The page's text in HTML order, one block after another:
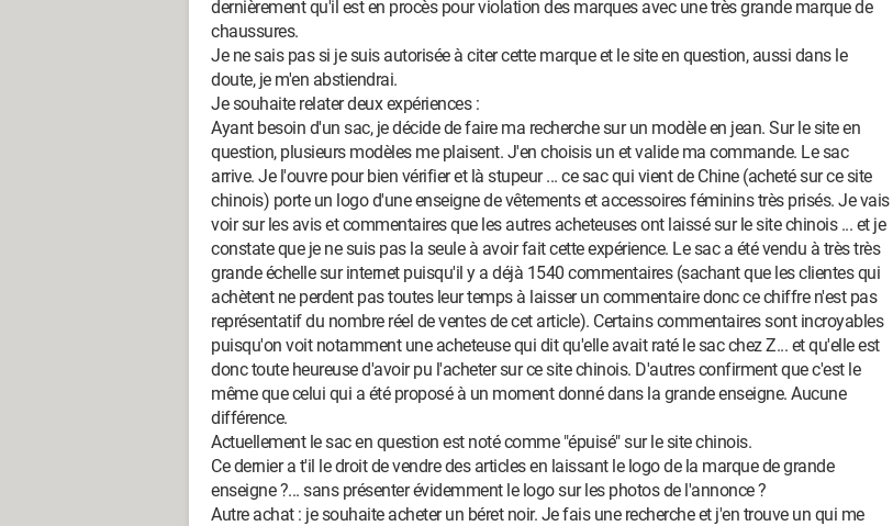
dernièrement qu'il est en procès pour violation des marques avec une très grande marque de
chaussures.
Je ne sais pas si je suis autorisée à citer cette marque et le site en question, aussi dans le
doute, je m'en abstiendrai.
Je souhaite relater deux expériences :
Ayant besoin d'un sac, je décide de faire ma recherche sur un modèle en jean. Sur le site en
question, plusieurs modèles me plaisent. J'en choisis un et valide ma commande. Le sac
arrive. Je l'ouvre pour bien vérifier et là stupeur ... ce sac qui vient de Chine (acheté sur ce site
chinois) porte un logo d'une enseigne de vêtements et accessoires féminins très prisés. Je vais
voir sur les avis et commentaires que les autres acheteuses ont laissé sur le site chinois ... et je
constate que je ne suis pas la seule à avoir fait cette expérience. Le sac a été vendu à très très
grande échelle sur internet puisqu'il y a déjà 1540 commentaires (sachant que les clientes qui
achètent ne perdent pas toutes leur temps à laisser un commentaire donc ce chiffre n'est pas
représentatif du nombre réel de ventes de cet article). Certains commentaires sont incroyables
puisqu'on voit notamment une acheteuse qui dit qu'elle avait raté le sac chez Z... et qu'elle est
donc toute heureuse d'avoir pu l'acheter sur ce site chinois. D'autres confirment que c'est le
même que celui qui a été proposé à un moment donné dans la grande enseigne. Aucune
différence.
Actuellement le sac en question est noté comme "épuisé" sur le site chinois.
Ce dernier a t'il le droit de vendre des articles en laissant le logo de la marque de grande
enseigne ?... sans présenter évidemment le logo sur les photos de l'annonce ?
Autre achat : je souhaite acheter un béret noir. Je fais une recherche et j'en trouve un qui me